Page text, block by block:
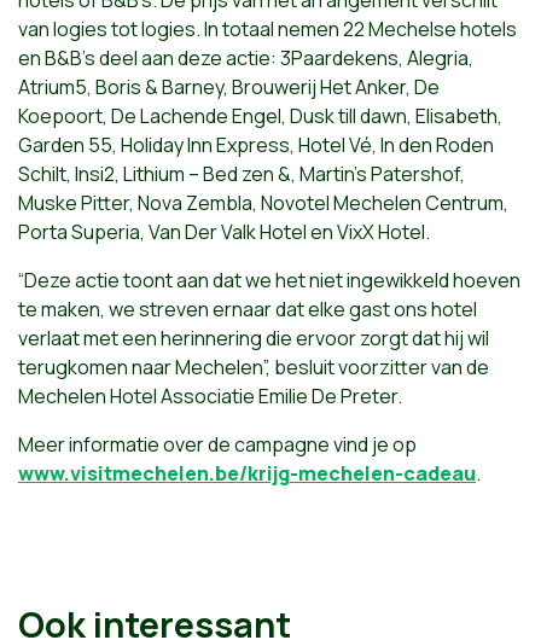
van logies tot logies. In totaal nemen 22 Mechelse hotels
en B&B’s deel aan deze actie: 3Paardekens, Alegria,
Atrium5, Boris & Barney, Brouwerij Het Anker, De
Koepoort, De Lachende Engel, Dusk till dawn, Elisabeth,
Garden 55, Holiday Inn Express, Hotel Vé, In den Roden
Schilt, Insi2, Lithium – Bed zen &, Martin’s Patershof,
Muske Pitter, Nova Zembla, Novotel Mechelen Centrum,
Porta Superia, Van Der Valk Hotel en VixX Hotel.
“Deze actie toont aan dat we het niet ingewikkeld hoeven
te maken, we streven ernaar dat elke gast ons hotel
verlaat met een herinnering die ervoor zorgt dat hij wil
terugkomen naar Mechelen”, besluit voorzitter van de
Mechelen Hotel Associatie Emilie De Preter.
Meer informatie over de campagne vind je op
www.visitmechelen.be/krijg-mechelen-cadeau.
Ook interessant